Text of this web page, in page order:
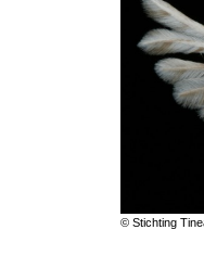
© Stichting